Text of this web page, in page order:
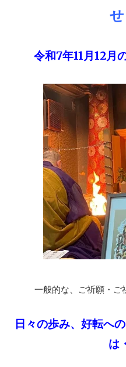
令和7年11月12月
一般的な、ご祈願・ご
日々の歩み、好転へ
は